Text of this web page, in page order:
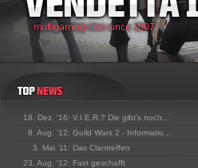
18. Dez. '16: V.I.E.R.? Die gibt's noch...
8. Aug. '12: Guild Wars 2 - Informatio...
3. Mai '11: Das Clantreffen
23. Aug. '12: Fast geschafft